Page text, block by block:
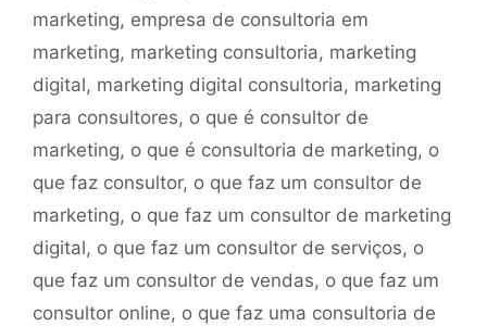
marketing, empresa de consultoria em
marketing, marketing consultoria, marketing
digital, marketing digital consultoria, marketing
para consultores, o que é consultor de
marketing, o que é consultoria de marketing, o
que faz consultor, o que faz um consultor de
marketing, o que faz um consultor de marketing
digital, o que faz um consultor de serviços, o
que faz um consultor de vendas, o que faz um
consultor online, o que faz uma consultoria de